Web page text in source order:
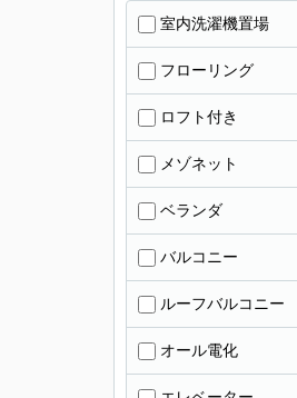
室内洗濯機置場
フローリング
ロフト付き
メゾネット
ベランダ
バルコニー
ルーフバルコニー
オール電化